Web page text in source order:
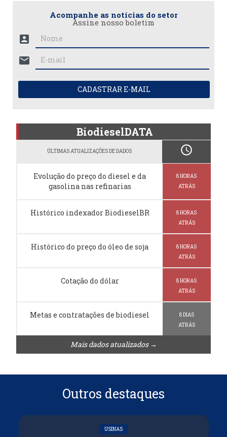
Acompanhe as notícias do setor
Assine nosso boletim
account_box
mail
CADASTRAR E-MAIL
BiodieselDATA
ÚLTIMAS ATUALIZAÇÕES DE DADOS schedule
Evolução do preço do diesel e da
gasolina nas refinarias
8 HORAS
ATRÁS
Histórico indexador BiodieselBR
8 HORAS
ATRÁS
Histórico do preço do óleo de soja
8 HORAS
ATRÁS
Cotação do dólar
8 HORAS
ATRÁS
Metas e contratações de biodiesel
8 DIAS
ATRÁS
Mais dados atualizados →
Outros destaques
USINAS